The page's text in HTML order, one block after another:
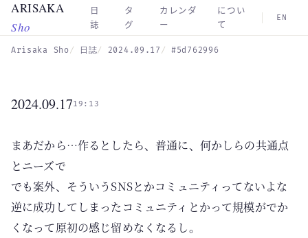
Skip to main content
ARISAKA
Sho
日
誌
タ
グ
カレンダ
ー
につい
て
EN
Arisaka Sho 日誌 2024.09.17 #5d762996
2024.09.1719:13
まあだから…作るとしたら、普通に、何かしらの共通点
とニーズで
でも案外、そういうSNSとかコミュニティってないよな
逆に成功してしまったコミュニティとかって規模がでか
くなって原初の感じ留めなくなるし。